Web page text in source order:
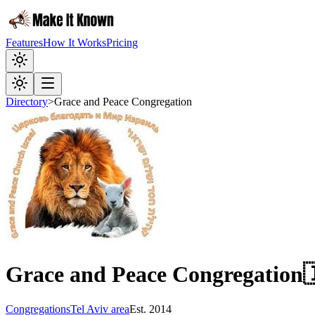
FeaturesHow It WorksPricing
Directory>Grace and Peace Congregation
Grace and Peace Congregation
CongregationsTel Aviv areaEst. 2014